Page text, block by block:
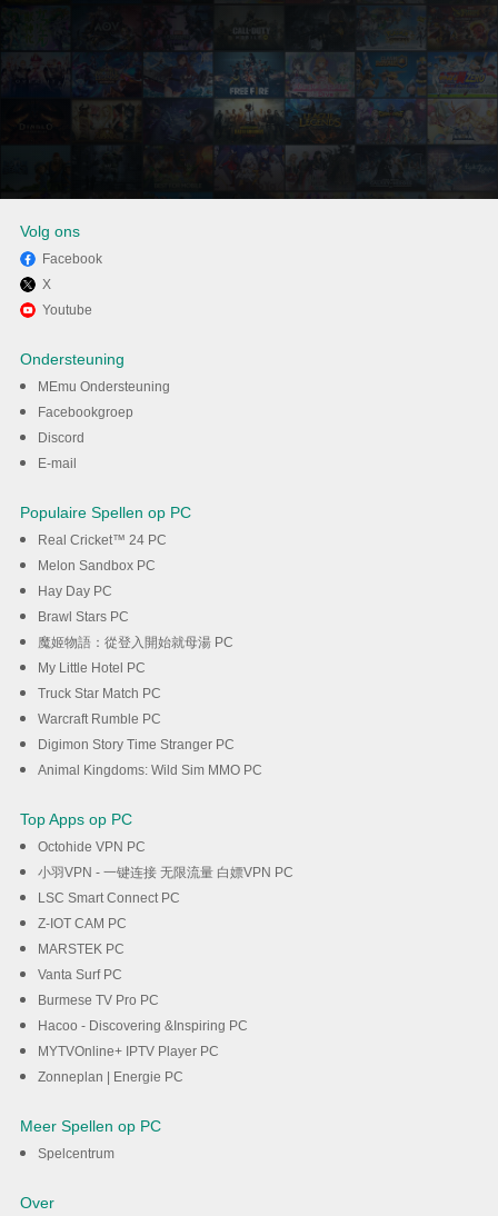
Geniet van het spelen van
Love and Deepspace op PC
Volg ons
Facebook
X
Youtube
Ondersteuning
MEmu Ondersteuning
Facebookgroep
Discord
E-mail
Populaire Spellen op PC
Real Cricket™ 24 PC
Melon Sandbox PC
Hay Day PC
Brawl Stars PC
魔姬物語：從登入開始就母湯 PC
My Little Hotel PC
Truck Star Match PC
Warcraft Rumble PC
Digimon Story Time Stranger PC
Animal Kingdoms: Wild Sim MMO PC
Top Apps op PC
Octohide VPN PC
小羽VPN - 一键连接 无限流量 白嫖VPN PC
LSC Smart Connect PC
Z-IOT CAM PC
MARSTEK PC
Vanta Surf PC
Burmese TV Pro PC
Hacoo - Discovering &Inspiring PC
MYTVOnline+ IPTV Player PC
Zonneplan | Energie PC
Meer Spellen op PC
Spelcentrum
Over